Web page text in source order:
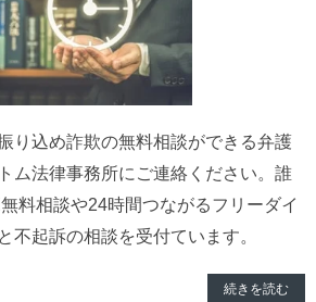
り込め詐欺の無料相談ができる弁護
ム法律事務所にご連絡ください。誰
料相談や24時間つながるフリーダイ
不起訴の相談を受付ています。
続きを読む